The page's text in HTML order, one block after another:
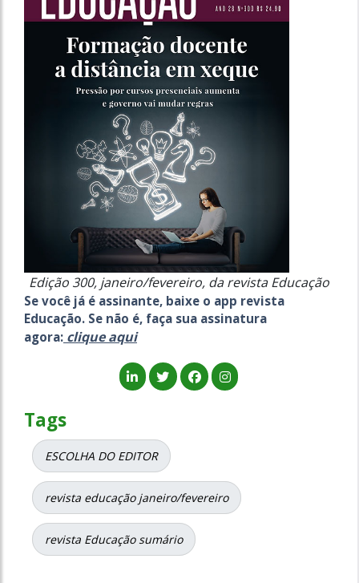
Edição 300, janeiro/fevereiro, da revista Educação
Se você já é assinante, baixe o app revista
Educação. Se não é, faça sua assinatura
agora: clique aqui
Tags
ESCOLHA DO EDITOR
revista educação janeiro/fevereiro
revista Educação sumário